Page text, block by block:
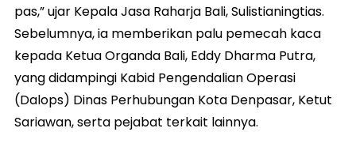
pas,” ujar Kepala Jasa Raharja Bali, Sulistianingtias.
Sebelumnya, ia memberikan palu pemecah kaca
kepada Ketua Organda Bali, Eddy Dharma Putra,
yang didampingi Kabid Pengendalian Operasi
(Dalops) Dinas Perhubungan Kota Denpasar, Ketut
Sariawan, serta pejabat terkait lainnya.